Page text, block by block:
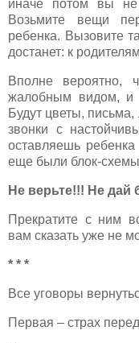
иначе потом вы
Возьмите вещи
ребенка. Вызовите
достанет: к
Вполне вероятно,
жалобным видом, и
Будут цветы,
звонки с
оставляешь
еще были блок-
Не верьте!!! Не дай
Прекратите с ним
вам сказать уже не
* * *
Все уговоры
Первая – страх